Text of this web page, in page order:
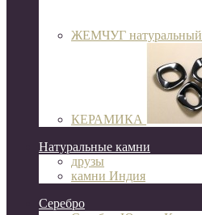
ЖЕМЧУГ натуральный
КЕРАМИКА
Натуральные камни
друзы
камни Индия
Серебро